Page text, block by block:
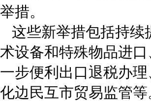
举措。
这些新举措包括持续
术设备和特殊物品进
一步便利出口退税办
化边民互市贸易监管等